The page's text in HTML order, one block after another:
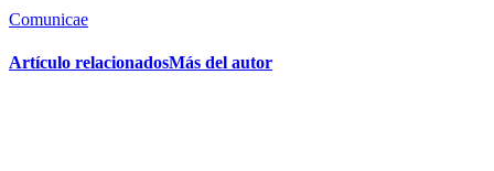
Comunicae
Artículo relacionadosMás del autor